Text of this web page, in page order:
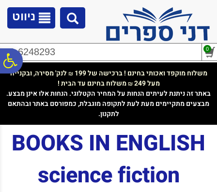
נגישות
ניווט
02-6248293 0
משלוח מוקפד ואכותי בחינם ! ברכישה של 199 ₪ לנק' מסירה, ובקנייה
מעל 249
₪משלוח בחינם עד הבית !
באתר זה ניתנת לעיתים הנחות על המחיר הקטלוגי. הנחות אלו אינן מבצע.
מבצעים מתקיימים מעת לעת לתקופה מוגבלת, כמפורסם באתר ובהתאם
לתקנון.
BOOKS IN ENGLISH
science fiction